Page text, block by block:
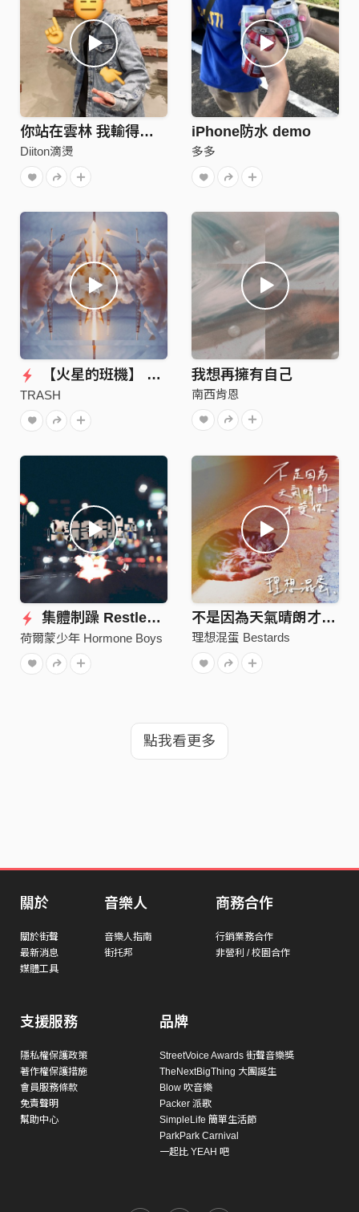
你站在雲林 我輸得徹底
Diiton滴燙
iPhone防水 demo
多多
【火星的班機】 Flight to Mars (Official Audio)
TRASH
我想再擁有自己
南西肯恩
集體制躁 Restless Planet
荷爾蒙少年 Hormone Boys
不是因為天氣晴朗才愛你
理想混蛋 Bestards
點我看更多
關於
關於街聲
最新消息
媒體工具
音樂人
音樂人指南
街托邦
商務合作
行銷業務合作
非營利 / 校園合作
支援服務
隱私權保護政策
著作權保護措施
會員服務條款
免責聲明
幫助中心
品牌
StreetVoice Awards 街聲音樂獎
TheNextBigThing 大團誕生
Blow 吹音樂
Packer 派歌
SimpleLife 簡單生活節
ParkPark Carnival
一起比 YEAH 吧